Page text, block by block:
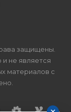
защищены.
не является
материалов с